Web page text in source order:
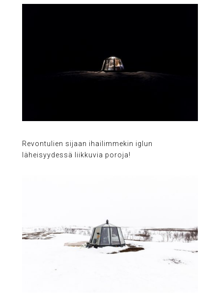
Revontulien sijaan ihailimmekin iglun
läheisyydessä liikkuvia poroja!